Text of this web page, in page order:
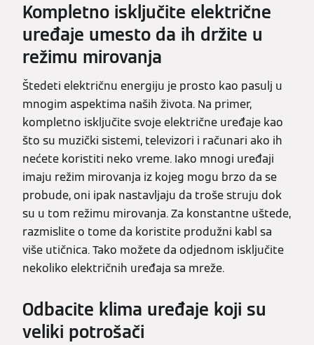
Kompletno isključite električne
uređaje umesto da ih držite u
režimu mirovanja
Štedeti električnu energiju je prosto kao pasulj u
mnogim aspektima naših života. Na primer,
kompletno isključite svoje električne uređaje kao
što su muzički sistemi, televizori i računari ako ih
nećete koristiti neko vreme. Iako mnogi uređaji
imaju režim mirovanja iz kojeg mogu brzo da se
probude, oni ipak nastavljaju da troše struju dok
su u tom režimu mirovanja. Za konstantne uštede,
razmislite o tome da koristite produžni kabl sa
više utičnica. Tako možete da odjednom isključite
nekoliko električnih uređaja sa mreže.
Odbacite klima uređaje koji su
veliki potrošači